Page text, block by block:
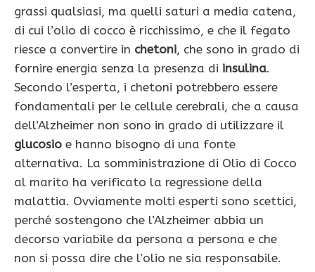
grassi qualsiasi, ma quelli saturi a media catena,
di cui l’olio di cocco è ricchissimo, e che il fegato
riesce a convertire in chetoni, che sono in grado di
fornire energia senza la presenza di insulina.
Secondo l’esperta, i chetoni potrebbero essere
fondamentali per le cellule cerebrali, che a causa
dell’Alzheimer non sono in grado di utilizzare il
glucosio e hanno bisogno di una fonte
alternativa. La somministrazione di Olio di Cocco
al marito ha verificato la regressione della
malattia. Ovviamente molti esperti sono scettici,
perché sostengono che l’Alzheimer abbia un
decorso variabile da persona a persona e che
non si possa dire che l’olio ne sia responsabile.